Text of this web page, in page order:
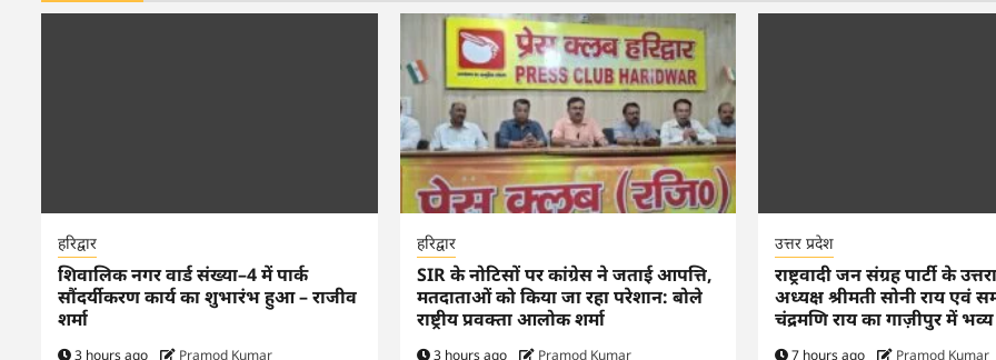
हरिद्वार
शिवालिक नगर वार्ड संख्या–4 में पार्क
सौंदर्यीकरण कार्य का शुभारंभ हुआ – राजीव
शर्मा
3 hours ago Pramod Kumar
हरिद्वार
SIR के नोटिसों पर कांग्रेस ने जताई आपत्ति,
मतदाताओं को किया जा रहा परेशान: बोले
राष्ट्रीय प्रवक्ता आलोक शर्मा
3 hours ago Pramod Kumar
उत्तर प्रदेश
राष्ट्रवादी जन संग्रह पार्टी के
अध्यक्ष श्रीमती सोनी राय एवं
चंद्रमणि राय का गाज़ीपुर में
7 hours ago Pramod Kumar